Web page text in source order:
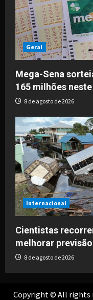
Geral
Mega-Sena
165 milhões
8 de agosto de 2026
Internacional
Cientistas
melhorar
8 de agosto de 2026
Copyright © All rights